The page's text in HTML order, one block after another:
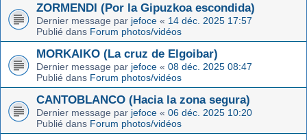
ZORMENDI (Por la Gipuzkoa escondida)
Dernier message par jefoce « 14 déc. 2025 17:57
Publié dans Forum photos/vidéos
MORKAIKO (La cruz de Elgoibar)
Dernier message par jefoce « 08 déc. 2025 08:47
Publié dans Forum photos/vidéos
CANTOBLANCO (Hacia la zona segura)
Dernier message par jefoce « 06 déc. 2025 10:20
Publié dans Forum photos/vidéos